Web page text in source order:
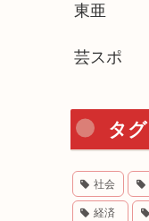
東亜
芸スポ
タグ
社会
経済